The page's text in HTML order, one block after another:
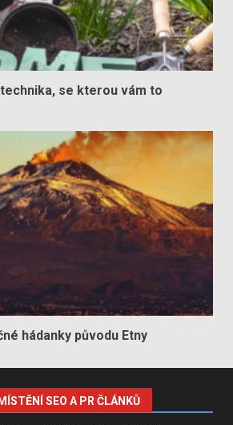
se kterou vám to
hádanky původu Etny
SEO A PR ČLÁNKŮ